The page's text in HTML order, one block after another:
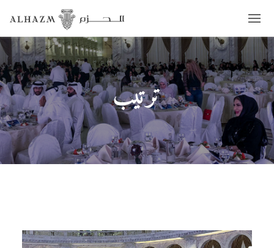
ترتيب